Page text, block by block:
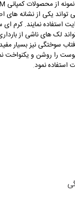
تواند یکی از نشانه
نمایند. کرم
لک های ناشی از
سوختگی نیز بسیار
را روشن و یکنواخت
استفاده نمود.